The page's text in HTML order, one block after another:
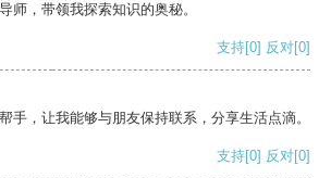
师，带领我探索知识的奥秘。
支持[0] 反对[0]
手，让我能够与朋友保持联系，分享生活点滴。
支持[0] 反对[0]